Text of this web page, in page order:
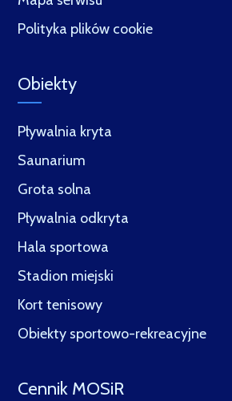
Polityka plików cookie
Obiekty
Pływalnia kryta
Saunarium
Grota solna
Pływalnia odkryta
Hala sportowa
Stadion miejski
Kort tenisowy
Obiekty sportowo-rekreacyjne
Cennik MOSiR